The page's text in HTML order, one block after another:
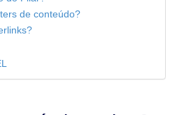
de conteúdo?